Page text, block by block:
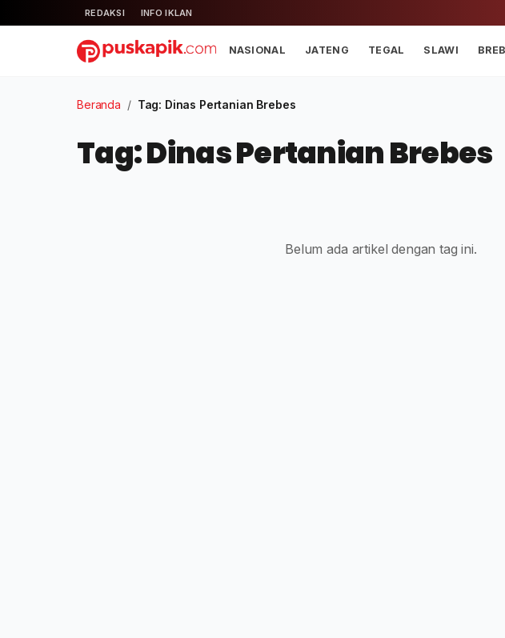
REDAKSI INFO IKLAN
NASIONAL JATENG TEGAL SLAWI
Beranda / Tag: Dinas Pertanian Brebes
Tag: Dinas Pertanian Brebes
Belum ada artikel dengan tag ini.